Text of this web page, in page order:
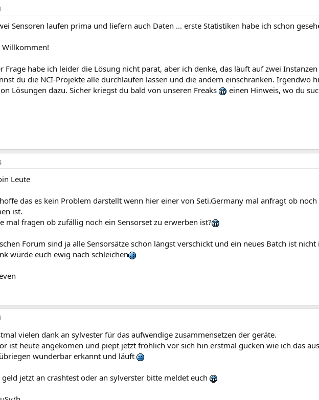
Sensoren laufen prima und liefern auch Daten ... erste Statistiken habe ich schon
Willkommen!
Frage habe ich leider die Lösung nicht parat, aber ich denke, das läuft auf zwei
du die NCI-Projekte alle durchlaufen lassen und die andern einschränken. Irgendwo
Lösungen dazu. Sicher kriegst du bald von unseren Freaks
einen Hinweis, wo du
Leute
das es kein Problem darstellt wenn hier einer von Seti.Germany mal anfragt ob noch
ist.
mal fragen ob zufällig noch ein Sensorset zu erwerben ist?
Forum sind ja alle Sensorsätze schon längst verschickt und ein neues Batch ist nicht
würde euch ewig nach schleichen
vielen dank an sylvester für das aufwendige zusammensetzen der geräte.
ist heute angekomen und piept jetzt fröhlich vor sich hin erstmal gucken wie ich das
wunderbar erkannt und läuft
geld jetzt an crashtest oder an sylverster bitte meldet euch